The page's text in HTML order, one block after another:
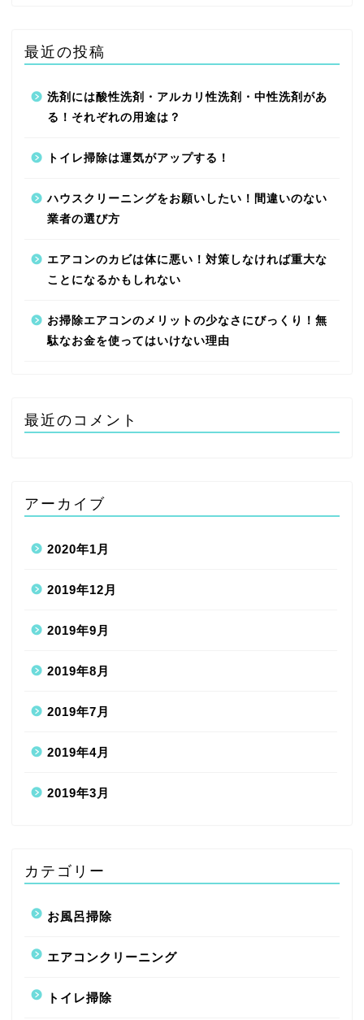
最近の投稿
洗剤には酸性洗剤・アルカリ性洗剤・中性洗剤があ
る！それぞれの用途は？
トイレ掃除は運気がアップする！
ハウスクリーニングをお願いしたい！間違いのない
業者の選び方
エアコンのカビは体に悪い！対策しなければ重大な
ことになるかもしれない
お掃除エアコンのメリットの少なさにびっくり！無
駄なお金を使ってはいけない理由
最近のコメント
アーカイブ
2020年1月
2019年12月
2019年9月
2019年8月
2019年7月
2019年4月
2019年3月
カテゴリー
お風呂掃除
エアコンクリーニング
トイレ掃除